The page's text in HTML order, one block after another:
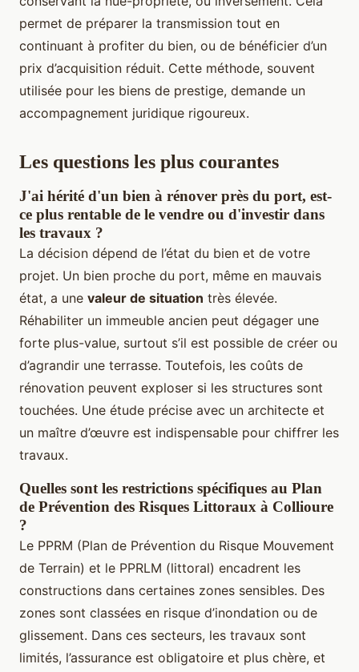
permet de préparer la transmission tout en
continuant à profiter du bien, ou de bénéficier d’un
prix d’acquisition réduit. Cette méthode, souvent
utilisée pour les biens de prestige, demande un
accompagnement juridique rigoureux.
Les questions les plus courantes
J'ai hérité d'un bien à rénover près du port, est-
ce plus rentable de le vendre ou d'investir dans
les travaux ?
La décision dépend de l’état du bien et de votre
projet. Un bien proche du port, même en mauvais
état, a une valeur de situation très élevée.
Réhabiliter un immeuble ancien peut dégager une
forte plus-value, surtout s’il est possible de créer ou
d’agrandir une terrasse. Toutefois, les coûts de
rénovation peuvent exploser si les structures sont
touchées. Une étude précise avec un architecte et
un maître d’œuvre est indispensable pour chiffrer les
travaux.
Quelles sont les restrictions spécifiques au Plan
de Prévention des Risques Littoraux à Collioure
?
Le PPRM (Plan de Prévention du Risque Mouvement
de Terrain) et le PPRLM (littoral) encadrent les
constructions dans certaines zones sensibles. Des
zones sont classées en risque d’inondation ou de
glissement. Dans ces secteurs, les travaux sont
limités, l’assurance est obligatoire et plus chère, et